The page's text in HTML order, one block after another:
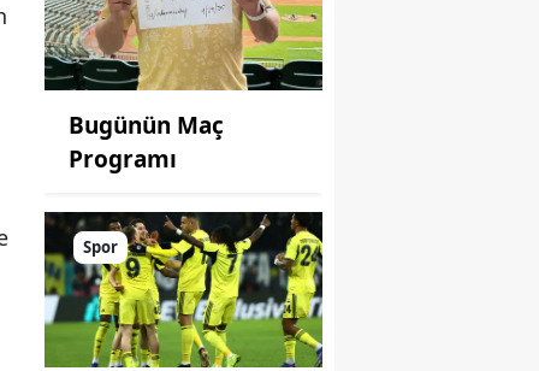
Bugünün Maç
Programı
Spor